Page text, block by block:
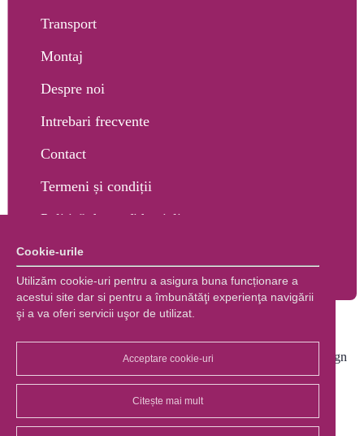
Transport
Montaj
Despre noi
Intrebari frecvente
Contact
Termeni și condiții
Politică de confidențialitate
Copyright © 2026 Marco Shop. Toate drepturile rezervate. |
Creare magazin online+ Marketing online by End Soft Design
Cookie-urile
Utilizăm cookie-uri pentru a asigura buna funcționare a
acestui site dar si pentru a îmbunătăţi experienţa navigării
şi a va oferi servicii uşor de utilizat.
Acceptare cookie-uri
Citește mai mult